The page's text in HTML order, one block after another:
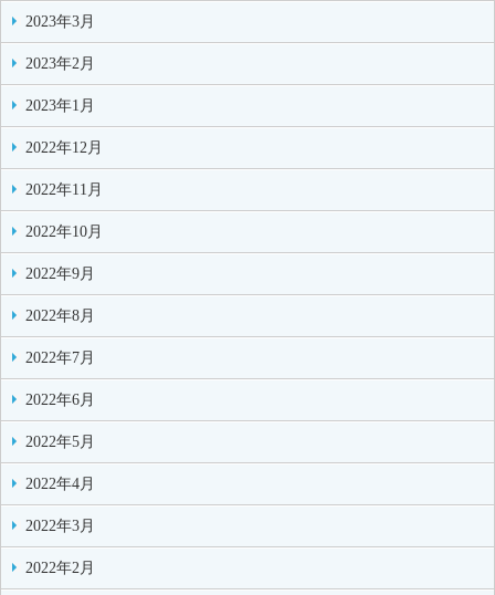
2023年3月
2023年2月
2023年1月
2022年12月
2022年11月
2022年10月
2022年9月
2022年8月
2022年7月
2022年6月
2022年5月
2022年4月
2022年3月
2022年2月